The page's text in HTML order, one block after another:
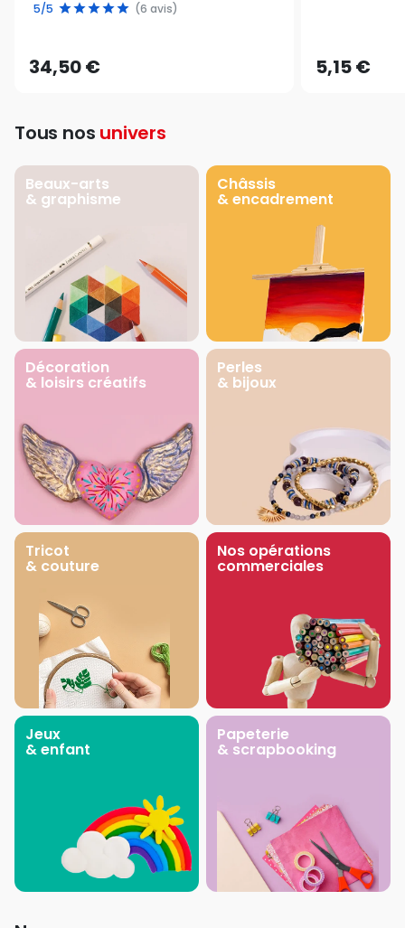
5/5 (6 avis)
34,50 € 5,15 €
Tous nos univers
Beaux-arts
& graphisme
Châssis
& encadrement
Décoration
& loisirs créatifs
Perles
& bijoux
Tricot
& couture
Nos opérations
commerciales
Jeux
& enfant
Papeterie
& scrapbooking